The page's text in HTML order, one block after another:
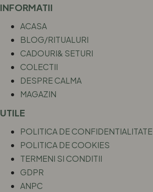
INFORMATII
ACASA
BLOG/RITUALURI
CADOURI& SETURI
COLECTII
DESPRE CALMA
MAGAZIN
UTILE
POLITICA DE CONFIDENTIALITATE
POLITICA DE COOKIES
TERMENI SI CONDITII
GDPR
ANPC